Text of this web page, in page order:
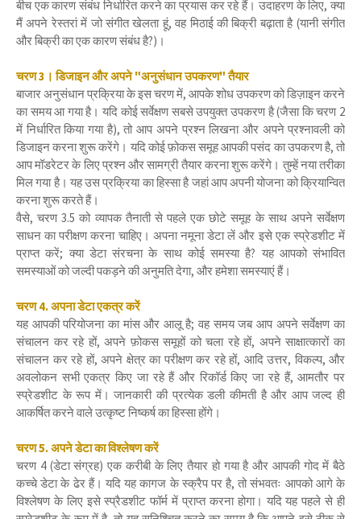
बीच एक कारण संबंध निर्धारित करने का प्रयास कर रहे हैं। उदाहरण के लिए, क्या
मैं अपने रेस्तरां में जो संगीत खेलता हूं, वह मिठाई की बिक्री बढ़ाता है (यानी संगीत
और बिक्री का एक कारण संबंध है?)।
चरण 3। डिजाइन और अपने "अनुसंधान उपकरण" तैयार
बाजार अनुसंधान प्रक्रिया के इस चरण में, आपके शोध उपकरण को डिज़ाइन करने
का समय आ गया है। यदि कोई सर्वेक्षण सबसे उपयुक्त उपकरण है (जैसा कि चरण 2
में निर्धारित किया गया है), तो आप अपने प्रश्न लिखना और अपने प्रश्नावली को
डिजाइन करना शुरू करेंगे। यदि कोई फ़ोकस समूह आपकी पसंद का उपकरण है, तो
आप मॉडरेटर के लिए प्रश्न और सामग्री तैयार करना शुरू करेंगे। तुम्हें नया तरीका
मिल गया है। यह उस प्रक्रिया का हिस्सा है जहां आप अपनी योजना को क्रियान्वित
करना शुरू करते हैं।
वैसे, चरण 3.5 को व्यापक तैनाती से पहले एक छोटे समूह के साथ अपने सर्वेक्षण
साधन का परीक्षण करना चाहिए। अपना नमूना डेटा लें और इसे एक स्प्रेडशीट में
प्राप्त करें; क्या डेटा संरचना के साथ कोई समस्या है? यह आपको संभावित
समस्याओं को जल्दी पकड़ने की अनुमति देगा, और हमेशा समस्याएं हैं।
चरण 4. अपना डेटा एकत्र करें
यह आपकी परियोजना का मांस और आलू है; वह समय जब आप अपने सर्वेक्षण का
संचालन कर रहे हों, अपने फ़ोकस समूहों को चला रहे हों, अपने साक्षात्कारों का
संचालन कर रहे हों, अपने क्षेत्र का परीक्षण कर रहे हों, आदि उत्तर, विकल्प, और
अवलोकन सभी एकत्र किए जा रहे हैं और रिकॉर्ड किए जा रहे हैं, आमतौर पर
स्प्रेडशीट के रूप में। जानकारी की प्रत्येक डली कीमती है और आप जल्द ही
आकर्षित करने वाले उत्कृष्ट निष्कर्ष का हिस्सा होंगे।
चरण 5. अपने डेटा का विश्लेषण करें
चरण 4 (डेटा संग्रह) एक करीबी के लिए तैयार हो गया है और आपकी गोद में बैठे
कच्चे डेटा के ढेर हैं। यदि यह कागज के स्क्रैप पर है, तो संभवतः आपको आगे के
विश्लेषण के लिए इसे स्प्रैडशीट फॉर्म में प्राप्त करना होगा। यदि यह पहले से ही